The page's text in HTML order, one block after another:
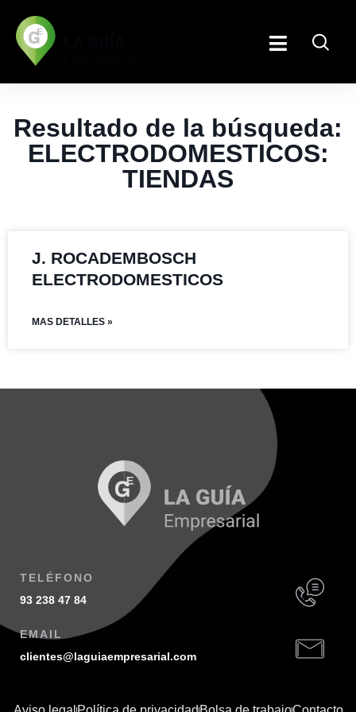
Resultado de la búsqueda:
ELECTRODOMESTICOS:
TIENDAS
J. ROCADEMBOSCH
ELECTRODOMESTICOS
MAS DETALLES »
TELÉFONO
93 238 47 84
EMAIL
clientes@laguiaempresarial.com